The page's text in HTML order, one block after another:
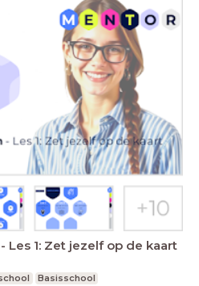
- Les 1: Zet jezelf op de kaart
Basisschool